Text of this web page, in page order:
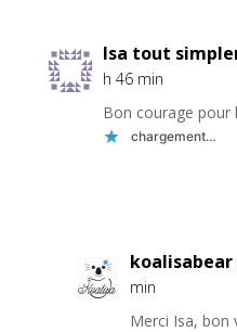
Isa tout
h 46 min
Bon courage pour
chargement…
koalisabear
min
Merci Isa, bon